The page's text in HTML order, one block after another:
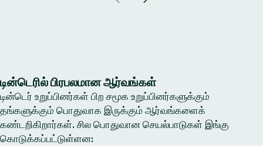
டின்டெரில் பிரபலமான ஆர்வங்கள்
டின்டெர் உறுப்பினர்கள் பிற சமூக உறுப்பினர்களுக்கும்
தங்களுக்கும் பொதுவாக இருக்கும் ஆர்வங்களைக்
கண்டறிகிறார்கள். சில பொதுவான செயல்பாடுகள் இங்கு
கொடுக்கப்பட்டுள்ளன: